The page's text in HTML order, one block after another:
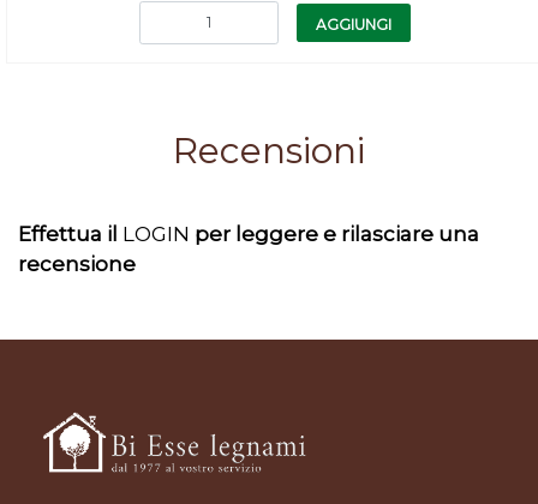
Quantità
AGGIUNGI
Recensioni
Effettua il LOGIN per leggere e rilasciare una
recensione